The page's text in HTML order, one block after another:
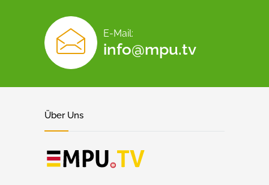
E-Mail:
info@mpu.tv
Über Uns